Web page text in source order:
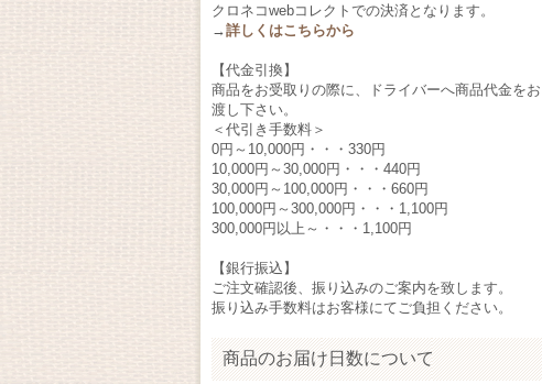
クロネコwebコレクトでの決済となります。
→詳しくはこちらから
【代金引換】
商品をお受取りの際に、ドライバーへ商品代金をお
渡し下さい。
＜代引き手数料＞
0円～10,000円・・・330円
10,000円～30,000円・・・440円
30,000円～100,000円・・・660円
100,000円～300,000円・・・1,100円
300,000円以上～・・・1,100円
【銀行振込】
ご注文確認後、振り込みのご案内を致します。
振り込み手数料はお客様にてご負担ください。
商品のお届け日数について